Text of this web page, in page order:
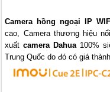
Camera hồng ngoại IP
cao, Camera thương hiệu
xuấtcamera Dahua100%
Trung Quốc do đó có giá